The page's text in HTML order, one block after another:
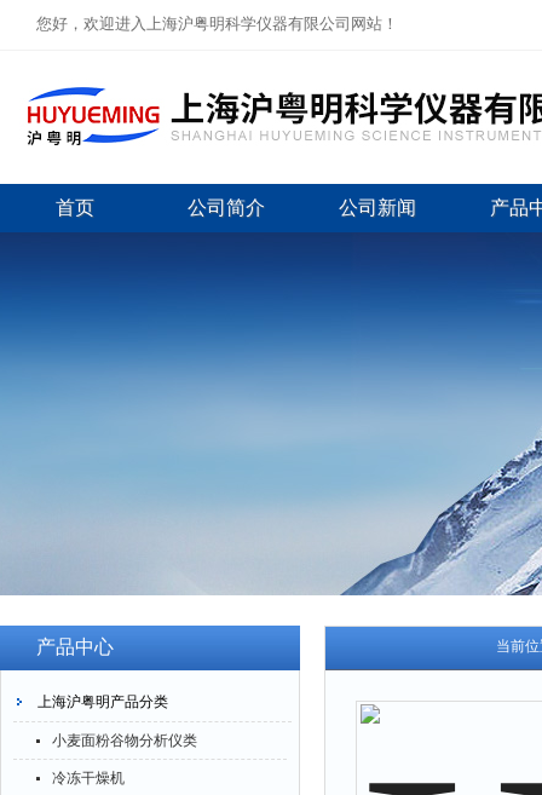
您好，欢迎进入上海沪粤明科学仪器有限公司网站！
首页 公司简介 公司新闻 产品
产品中心
上海沪粤明产品分类
小麦面粉谷物分析仪类
冷冻干燥机
当前